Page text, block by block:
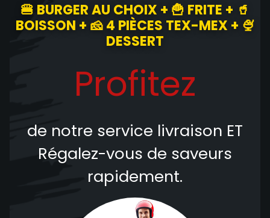
🍔 BURGER AU CHOIX + 🍟 FRITE + 🥤
BOISSON + 🧀 4 PIÈCES TEX-MEX + 🍨
DESSERT
Profitez
de notre service livraison ET
Régalez-vous de saveurs
rapidement.